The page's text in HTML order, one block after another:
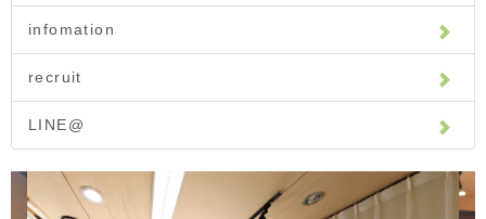
infomation
recruit
LINE@